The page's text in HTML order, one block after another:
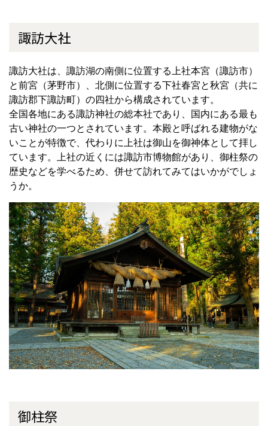
諏訪大社
諏訪大社は、諏訪湖の南側に位置する上社本宮（諏訪市）
と前宮（茅野市）、北側に位置する下社春宮と秋宮（共に
諏訪郡下諏訪町）の四社から構成されています。
全国各地にある諏訪神社の総本社であり、国内にある最も
古い神社の一つとされています。本殿と呼ばれる建物がな
いことが特徴で、代わりに上社は御山を御神体として拝し
ています。上社の近くには諏訪市博物館があり、御柱祭の
歴史などを学べるため、併せて訪れてみてはいかがでしょ
うか。
御柱祭